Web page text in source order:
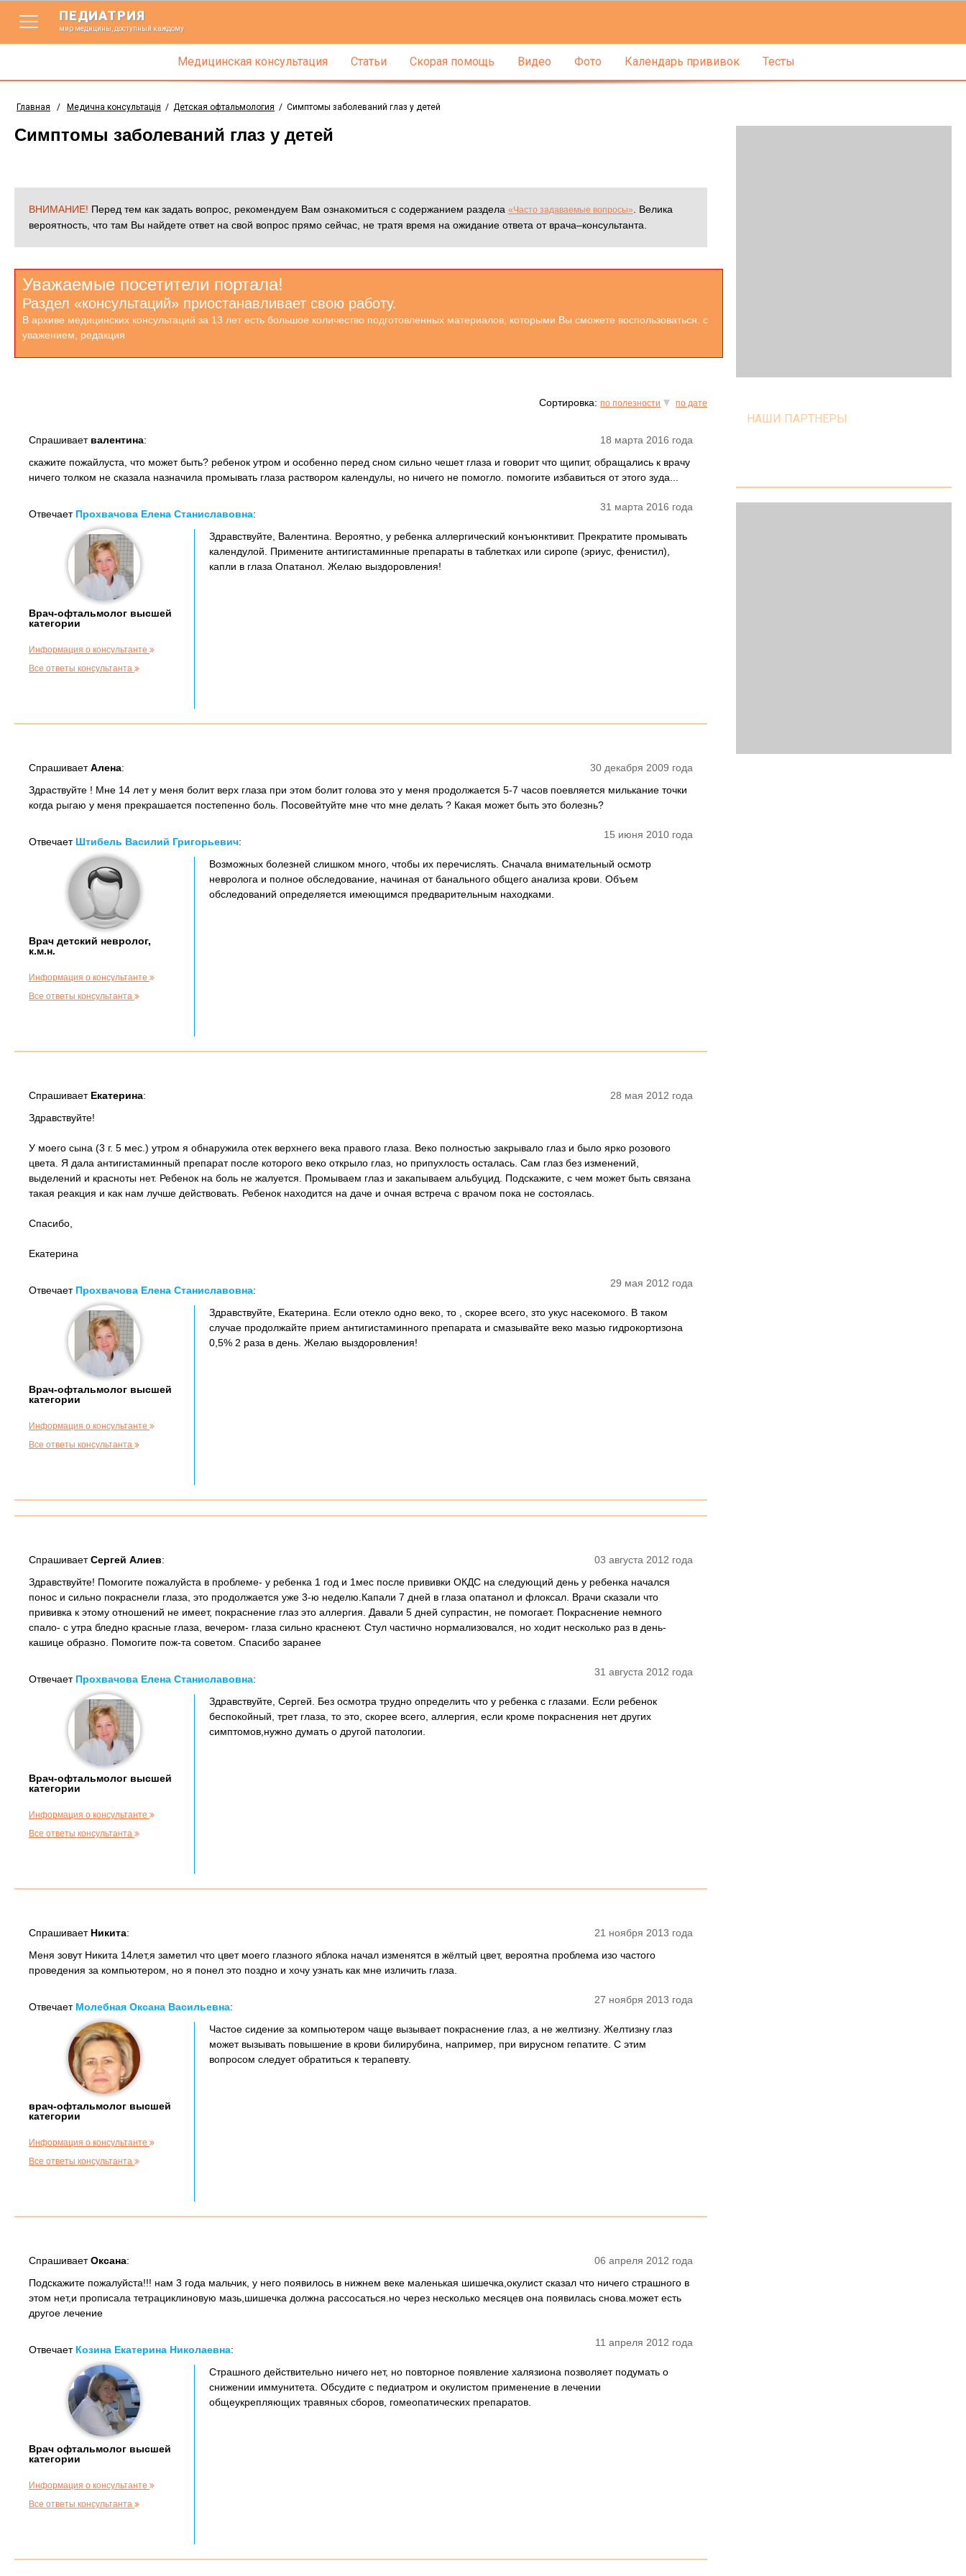
ПЕДИАТРИЯ
мир медицины, доступный каждому
Медицинская консультация Статьи Скорая помощь Видео Фото Календарь прививок Тесты
Главная / Медична консультація / Детская офтальмология / Симптомы заболеваний глаз у детей
Симптомы заболеваний глаз у детей
ВНИМАНИЕ! Перед тем как задать вопрос, рекомендуем Вам ознакомиться с содержанием раздела «Часто задаваемые вопросы»
. Велика
вероятность, что там Вы найдете ответ на свой вопрос прямо сейчас, не тратя время на ожидание ответа от врача–консультанта.
Уважаемые посетители портала!
Раздел «консультаций» приостанавливает свою работу.
В архиве медицинских консультаций за 13 лет есть большое количество подготовленных материалов, которыми Вы сможете воспользоваться. с
уважением, редакция
Сортировка: по полезности по дате
18 марта 2016 года
Спрашивает валентина:
скажите пожайлуста, что может быть? ребенок утром и особенно перед сном сильно чешет глаза и говорит что щипит, обращались к врачу
ничего толком не сказала назначила промывать глаза раствором календулы, но ничего не помогло. помогите избавиться от этого зуда...
31 марта 2016 года
Отвечает Прохвачова Елена Станиславовна:
Врач-офтальмолог высшей
категории
Информация о консультанте
Все ответы консультанта
Здравствуйте, Валентина. Вероятно, у ребенка аллергический конъюнктивит. Прекратите промывать
календулой. Примените антигистаминные препараты в таблетках или сиропе (эриус, фенистил),
капли в глаза Опатанол. Желаю выздоровления!
30 декабря 2009 года
СпрашиваетАлена:
Здраствуйте ! Мне 14 лет у меня болит верх глаза при этом болит голова это у меня продолжается 5-7 часов поевляется милькание точки
когда рыгаю у меня прекрашается постепенно боль. Посовейтуйте мне что мне делать ? Какая может быть это болезнь?
15 июня 2010 года
Отвечает Штибель Василий Григорьевич:
Врач детский невролог,
к.м.н.
Информация о консультанте
Все ответы консультанта
Возможных болезней слишком много, чтобы их перечислять. Сначала внимательный осмотр
невролога и полное обследование, начиная от банального общего анализа крови. Объем
обследований определяется имеющимся предварительным находками.
28 мая 2012 года
Спрашивает Екатерина:
Здравствуйте!
У моего сына (3 г. 5 мес.) утром я обнаружила отек верхнего века правого глаза. Веко полностью закрывало глаз и было ярко розового
цвета. Я дала антигистаминный препарат после которого веко открыло глаз, но припухлость осталась. Сам глаз без изменений,
выделений и красноты нет. Ребенок на боль не жалуется. Промываем глаз и закапываем альбуцид. Подскажите, с чем может быть связана
такая реакция и как нам лучше действовать. Ребенок находится на даче и очная встреча с врачом пока не состоялась.
Спасибо,
Екатерина
29 мая 2012 года
Отвечает Прохвачова Елена Станиславовна:
Врач-офтальмолог высшей
категории
Информация о консультанте
Все ответы консультанта
Здравствуйте, Екатерина. Если отекло одно веко, то , скорее всего, зто укус насекомого. В таком
случае продолжайте прием антигистаминного препарата и смазывайте веко мазью гидрокортизона
0,5% 2 раза в день. Желаю выздоровления!
03 августа 2012 года
СпрашиваетСергей Алиев:
Здравствуйте! Помогите пожалуйста в проблеме- у ребенка 1 год и 1мес после прививки ОКДС на следующий день у ребенка начался
понос и сильно покраснели глаза, это продолжается уже 3-ю неделю.Капали 7 дней в глаза опатанол и флоксал. Врачи сказали что
прививка к этому отношений не имеет, покраснение глаз это аллергия. Давали 5 дней супрастин, не помогает. Покраснение немного
спало- с утра бледно красные глаза, вечером- глаза сильно краснеют. Стул частично нормализовался, но ходит несколько раз в день-
кашице образно. Помогите пож-та советом. Спасибо заранее
31 августа 2012 года
Отвечает Прохвачова Елена Станиславовна:
Врач-офтальмолог высшей
категории
Информация о консультанте
Все ответы консультанта
Здравствуйте, Сергей. Без осмотра трудно определить что у ребенка с глазами. Если ребенок
беспокойный, трет глаза, то это, скорее всего, аллергия, если кроме покраснения нет других
симптомов,нужно думать о другой патологии.
21 ноября 2013 года
Спрашивает Никита:
Меня зовут Никита 14лет,я заметил что цвет моего глазного яблока начал изменятся в жёлтый цвет, вероятна проблема изо частого
проведения за компьютером, но я понел это поздно и хочу узнать как мне изличить глаза.
27 ноября 2013 года
Отвечает Молебная Оксана Васильевна:
врач-офтальмолог высшей
категории
Информация о консультанте
Все ответы консультанта
Частое сидение за компьютером чаще вызывает покраснение глаз, а не желтизну. Желтизну глаз
может вызывать повышение в крови билирубина, например, при вирусном гепатите. С этим
вопросом следует обратиться к терапевту.
06 апреля 2012 года
СпрашиваетОксана:
Подскажите пожалуйста!!! нам 3 года мальчик, у него появилось в нижнем веке маленькая шишечка,окулист сказал что ничего страшного в
этом нет,и прописала тетрациклиновую мазь,шишечка должна рассосаться.но через несколько месяцев она появилась снова.может есть
другое лечение
11 апреля 2012 года
Отвечает Козина Екатерина Николаевна:
Врач офтальмолог высшей
категории
Информация о консультанте
Все ответы консультанта
Страшного действительно ничего нет, но повторное появление халязиона позволяет подумать о
снижении иммунитета. Обсудите с педиатром и окулистом применение в лечении
общеукрепляющих травяных сборов, гомеопатических препаратов.
НАШИ ПАРТНЕРЫ